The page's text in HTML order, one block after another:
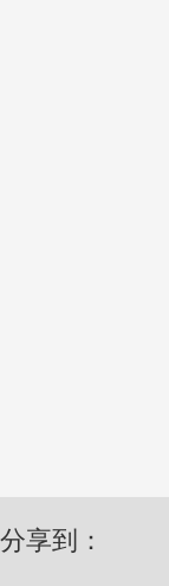
分享到：